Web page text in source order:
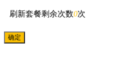
刷新套餐剩余次数0次